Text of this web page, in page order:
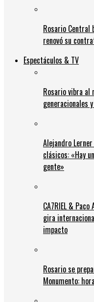
Rosario Central
renovó su
Espectáculos & TV
Rosario vibra al
generacionales
Alejandro
clásicos: «Hay
gente»
CA7RIEL &
gira
impacto
Rosario se
Monumento: